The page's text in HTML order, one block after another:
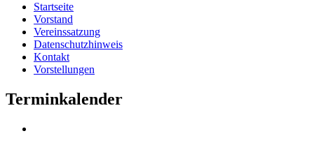
Startseite
Vorstand
Vereinssatzung
Datenschutzhinweis
Kontakt
Vorstellungen
Terminkalender